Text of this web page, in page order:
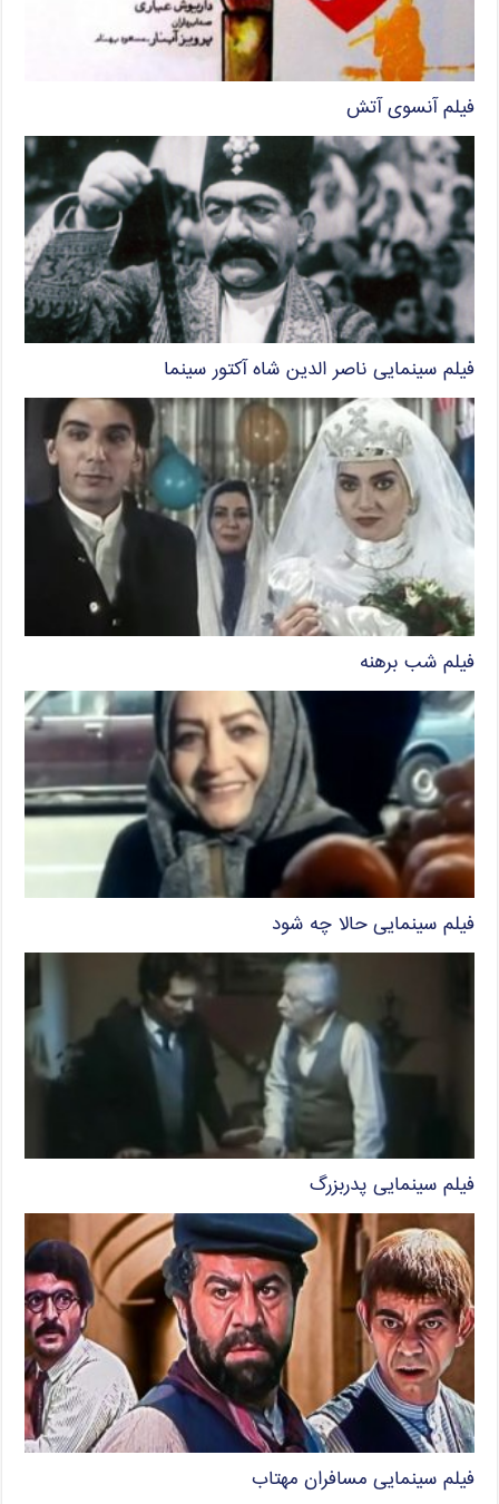
فیلم آنسوی آتش
فیلم سینمایی ناصر الدین شاه آکتور سینما
فیلم شب برهنه
فیلم سینمایی حالا چه شود
فیلم سینمایی پدربزرگ
فیلم سینمایی مسافران مهتاب